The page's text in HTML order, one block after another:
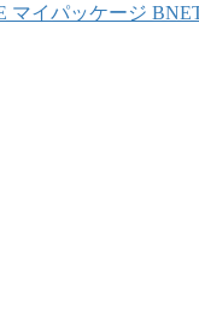
マイパッケージ